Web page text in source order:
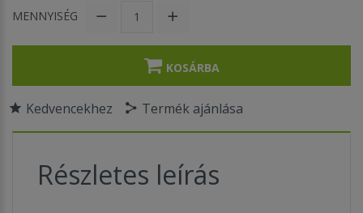
MENNYISÉG
KOSÁRBA
Kedvencekhez Termék ajánlása
Részletes leírás